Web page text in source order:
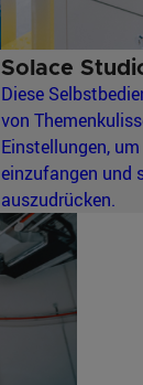
Solace
Diese
von
Einstellungen,
einzufangen und
auszudrücken.